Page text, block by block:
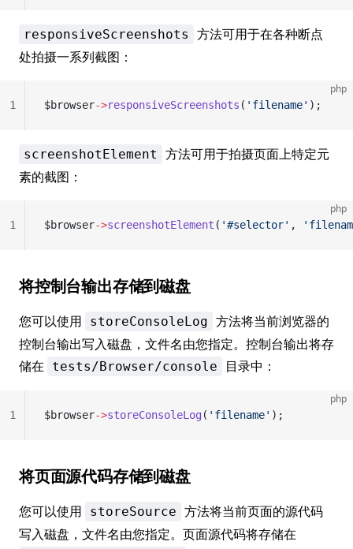
responsiveScreenshots
方法可用于在各种断点
处拍摄一系列截图：
php
$browser->responsiveScreenshots ( 'filename' );
1
screenshotElement
方法可用于拍摄页面上特定元
素的截图：
php
$browser->screenshotElement ( '#selector' ,
1
将控制台输出存储到磁盘
您可以使用 storeConsoleLog 方法将当前浏览器的
控制台输出写入磁盘，文件名由您指定。控制台输出将存
储在
tests/Browser/console 目录中：
php
$browser->storeConsoleLog ( 'filename' );
1
将页面源代码存储到磁盘
您可以使用 storeSource 方法将当前页面的源代码
写入磁盘，文件名由您指定。页面源代码将存储在